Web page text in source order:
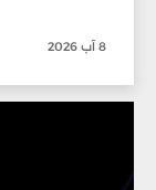
8 آب 2026